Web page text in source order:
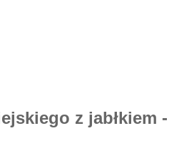
z jabłkiem -